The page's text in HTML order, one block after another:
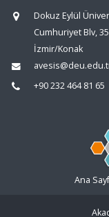
Dokuz Eylül
Cumhuriyet Blv,
İzmir/Konak
+90 232 464 81 65
Ana